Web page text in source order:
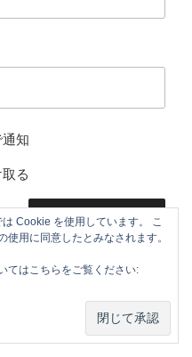
知
る
めに Akismet を使って
法の詳細はこちらをご
Cookie を使用しています。 こ
用に同意したとみなされます。
てはこちらをご覧ください: